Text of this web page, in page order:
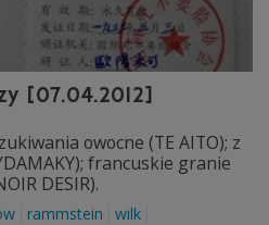
[07.04.2012]
owocne (TE AITO); z
francuskie granie
DESIR).
rammstein wilk